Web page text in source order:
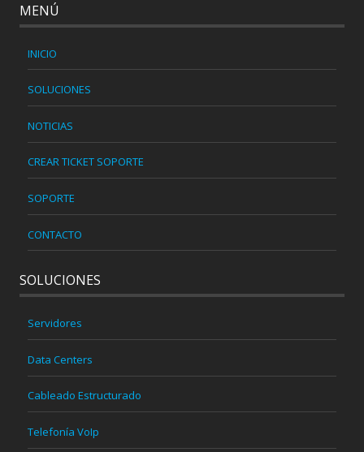
MENÚ
INICIO
SOLUCIONES
NOTICIAS
CREAR TICKET SOPORTE
SOPORTE
CONTACTO
SOLUCIONES
Servidores
Data Centers
Cableado Estructurado
Telefonía VoIp